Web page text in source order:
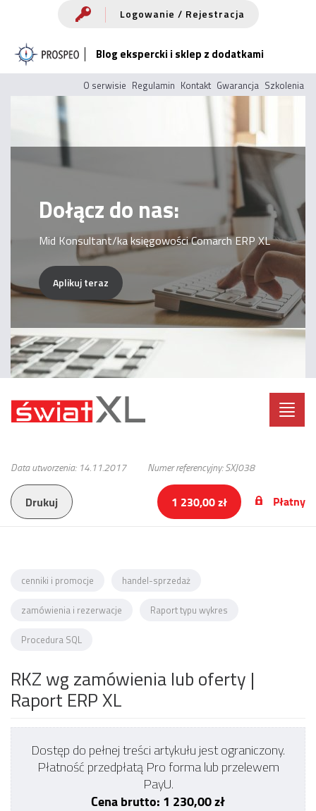
treści
Logowanie / Rejestracja
Blog ekspercki i sklep z dodatkami
O serwisie Regulamin Kontakt Gwarancja Szkolenia
Dołącz do nas:
Mid Konsultant/ka księgowości Comarch ERP XL
Aplikuj teraz
Data utworzenia: 14.11.2017 Numer referencyjny: SXJ038
Drukuj Płatny
1 230,00 zł
cenniki i promocje handel-sprzedaż
zamówienia i rezerwacje Raport typu wykres
Procedura SQL
RKZ wg zamówienia lub oferty |
Raport ERP XL
Dostęp do pełnej treści artykułu jest ograniczony.
Płatność przedpłatą Pro forma lub przelewem
PayU.
Cena brutto: 1 230,00 zł